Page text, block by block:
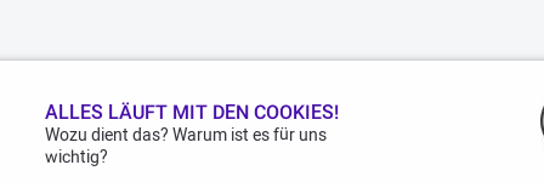
ALLES LÄUFT MIT DEN COOKIES!
Wozu dient das? Warum ist es für uns
wichtig?